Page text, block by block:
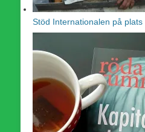
Stöd Internationalen på plats